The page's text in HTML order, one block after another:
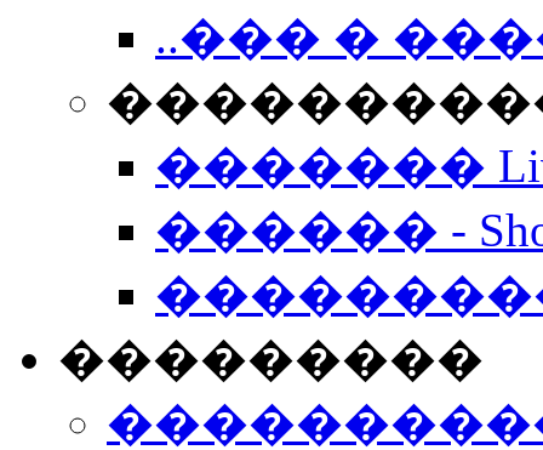
..��� �
����������
�������
������ -
���������